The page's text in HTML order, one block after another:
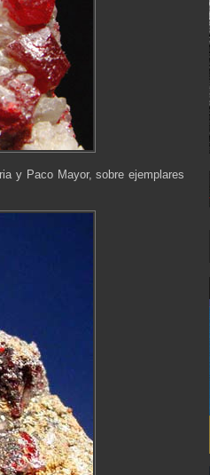
y Paco Mayor, sobre ejemplares